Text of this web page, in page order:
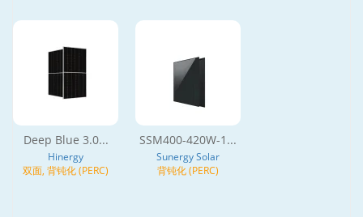
Deep Blue 3.0...
Hinergy
双面, 背钝化 (PERC)
SSM400-420W-1...
Sunergy Solar
背钝化 (PERC)